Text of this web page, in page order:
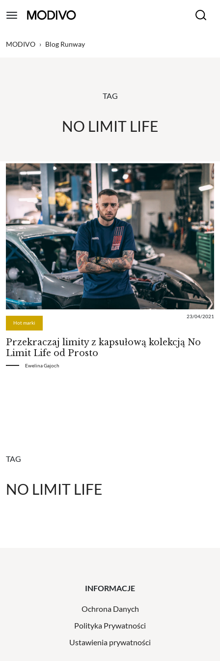
MODIVO › Blog Runway
TAG
NO LIMIT LIFE
Hot marki
23/04/2021
Przekraczaj limity z kapsułową kolekcją No
Limit Life od Prosto
Ewelina Gajoch
TAG
NO LIMIT LIFE
INFORMACJE
Ochrona Danych
Polityka Prywatności
Ustawienia prywatności